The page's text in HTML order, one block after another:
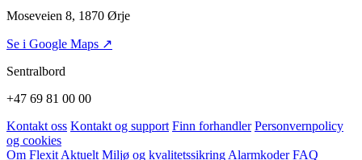
Moseveien 8, 1870 Ørje
Se i Google Maps ↗
Sentralbord
+47 69 81 00 00
Kontakt oss Kontakt og support Finn forhandler Personvernpolicy
og cookies
Om Flexit Aktuelt Miljø og kvalitetssikring Alarmkoder FAQ